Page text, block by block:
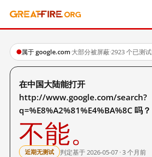
属于 google.com·大部分被屏蔽·2923 个已测
在中国大陆能打开
http://www.google.com/search?
q=%E8%A2%81%E4%BA%8C 吗？
不能。
近期无测试 判定基于 2026-05-07 · 3 个月前